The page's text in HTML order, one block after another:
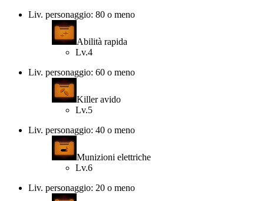
Liv. personaggio: 80 o meno
Abilità rapida
Lv.4
Liv. personaggio: 60 o meno
Killer avido
Lv.5
Liv. personaggio: 40 o meno
Munizioni elettriche
Lv.6
Liv. personaggio: 20 o meno